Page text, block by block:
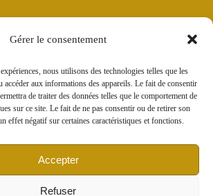
Gérer le consentement
nous utilisons des technologies telles que les
accéder aux informations des appareils. Le fait de consentir
de traiter des données telles que le comportement de
sur ce site. Le fait de ne pas consentir ou de retirer son
effet négatif sur certaines caractéristiques et fonctions.
Accepter
Refuser
et politique de confidentialité
de vente
(UE)